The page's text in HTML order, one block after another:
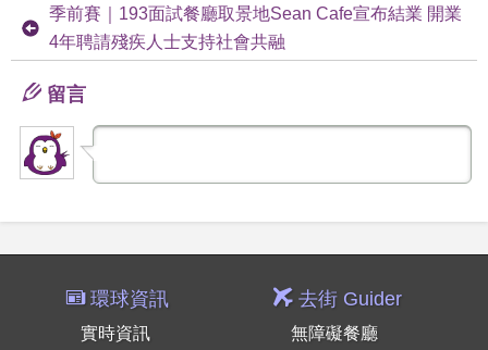
季前賽｜193面試餐廳取景地Sean Cafe宣布結業 開業
4年聘請殘疾人士支持社會共融
留言
環球資訊
實時資訊
去街 Guider
無障礙餐廳